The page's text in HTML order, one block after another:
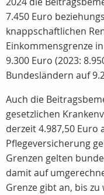
7.450 Euro
knappschaftlichen
Einkommensgrenze
9.300 Euro (2023:
Bundesländern auf
Auch die
gesetzlichen
derzeit 4.987,50 Euro
Pflegeversicherung
Grenzen gelten
damit auf
Grenze gibt an, bis